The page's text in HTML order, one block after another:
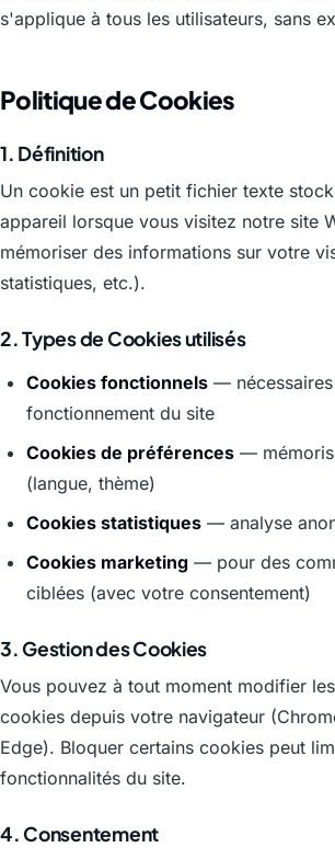
s'applique à tous les utilisateurs, sans
Politique de Cookies
1. Définition
Un cookie est un petit fichier texte
appareil lorsque vous visitez notre site
mémoriser des informations sur votre
statistiques, etc.).
2. Types de Cookies utilisés
Cookies fonctionnels —
fonctionnement du site
Cookies de préférences —
(langue, thème)
Cookies statistiques — analyse
Cookies marketing — pour des
ciblées (avec votre consentement)
3. Gestion des Cookies
Vous pouvez à tout moment modifier
cookies depuis votre navigateur
Edge). Bloquer certains cookies peut
fonctionnalités du site.
4. Consentement